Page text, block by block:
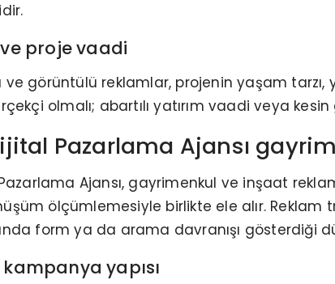
proje vaadi
görüntülü reklamlar, projenin yaşam tarzı,
olmalı; abartılı yatırım vaadi veya
Pazarlama Ajansı
Ajansı, gayrimenkul ve inşaat
ölçümlemesiyle birlikte ele alır. Reklam
form ya da arama davranışı gösterdiği
yapısı